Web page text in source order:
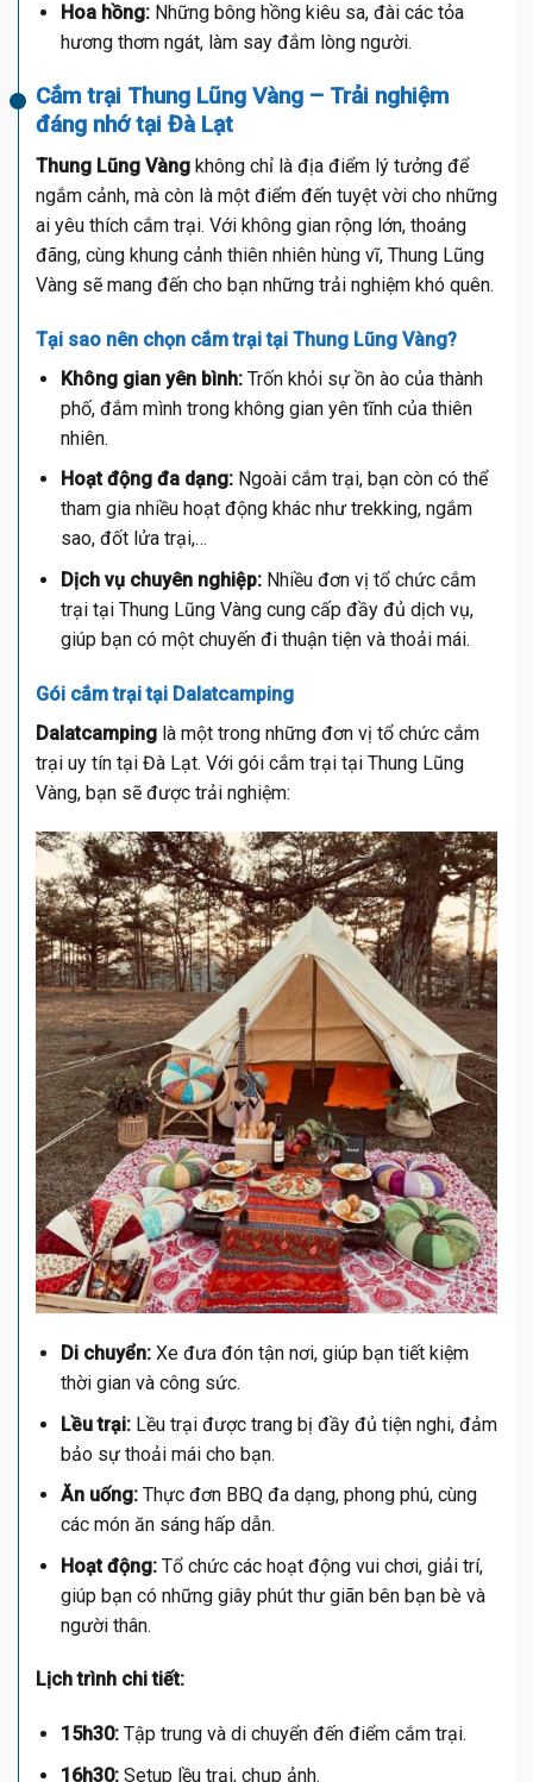
Hoa hồng:Những bông hồng kiêu sa, đài các tỏa
hương thơm ngát, làm say đắm lòng người.
Cắm trại Thung Lũng Vàng – Trải nghiệm
đáng nhớ tại Đà Lạt
Thung Lũng Vàng không chỉ là địa điểm lý tưởng để
ngắm cảnh, mà còn là một điểm đến tuyệt vời cho những
ai yêu thích cắm trại. Với không gian rộng lớn, thoáng
đãng, cùng khung cảnh thiên nhiên hùng vĩ, Thung Lũng
Vàng sẽ mang đến cho bạn những trải nghiệm khó quên.
Tại sao nên chọn cắm trại tại Thung Lũng Vàng?
Không gian yên bình:Trốn khỏi sự ồn ào của thành
phố, đắm mình trong không gian yên tĩnh của thiên
nhiên.
Hoạt động đa dạng:Ngoài cắm trại, bạn còn có thể
tham gia nhiều hoạt động khác như trekking, ngắm
sao, đốt lửa trại,…
Dịch vụ chuyên nghiệp:Nhiều đơn vị tổ chức cắm
trại tại Thung Lũng Vàng cung cấp đầy đủ dịch vụ,
giúp bạn có một chuyến đi thuận tiện và thoải mái.
Gói cắm trại tại Dalatcamping
Dalatcamping là một trong những đơn vị tổ chức cắm
trại uy tín tại Đà Lạt. Với gói cắm trại tại Thung Lũng
Vàng, bạn sẽ được trải nghiệm:
Di chuyển:Xe đưa đón tận nơi, giúp bạn tiết kiệm
thời gian và công sức.
Lều trại:Lều trại được trang bị đầy đủ tiện nghi, đảm
bảo sự thoải mái cho bạn.
Ăn uống:Thực đơn BBQ đa dạng, phong phú, cùng
các món ăn sáng hấp dẫn.
Hoạt động:Tổ chức các hoạt động vui chơi, giải trí,
giúp bạn có những giây phút thư giãn bên bạn bè và
người thân.
Lịch trình chi tiết:
15h30:Tập trung và di chuyển đến điểm cắm trại.
16h30:Setup lều trại, chụp ảnh.